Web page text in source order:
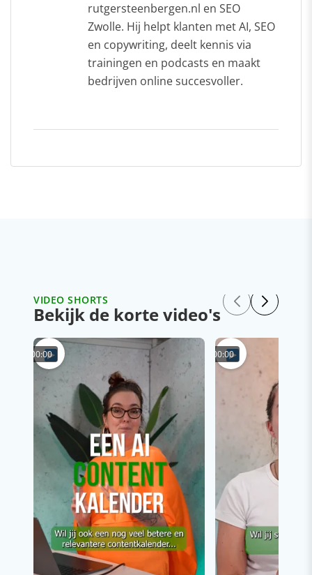
rutgersteenbergen.nl en SEO
Zwolle. Hij helpt klanten met AI, SEO
en copywriting, deelt kennis via
trainingen en podcasts en maakt
bedrijven online succesvoller.
VIDEO SHORTS
Bekijk de korte video's
00:00 00:00